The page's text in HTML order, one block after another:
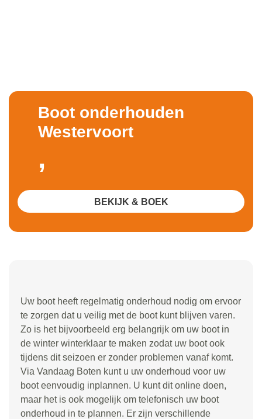
Uw boot heeft regelmatig onderhoud nodig om ervoor
te zorgen dat u veilig met de boot kunt blijven varen.
Zo is het bijvoorbeeld erg belangrijk om uw boot in
de winter winterklaar te maken zodat uw boot ook
tijdens dit seizoen er zonder problemen vanaf komt.
Via Vandaag Boten kunt u uw onderhoud voor uw
boot eenvoudig inplannen. U kunt dit online doen,
maar het is ook mogelijk om telefonisch uw boot
onderhoud in te plannen. Er zijn verschillende
Boot onderhouden
Westervoort
,
BEKIJK & BOEK